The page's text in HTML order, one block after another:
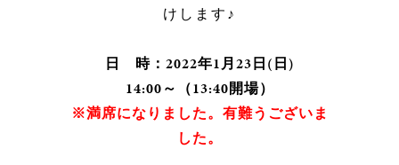
けします♪
日 時：2022年1月23日(日)
14:00～（13:40開場）
※満席になりました。有難うございま
した。